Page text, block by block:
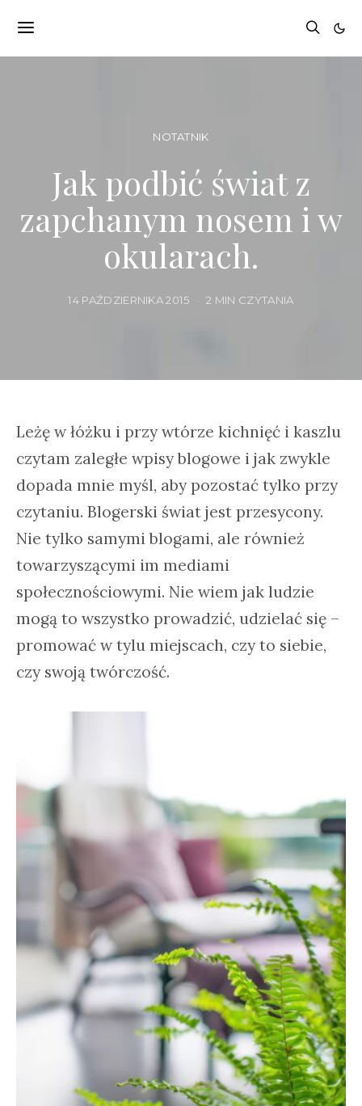
NOTATNIK
Jak podbić świat z
zapchanym nosem i w
okularach.
14 PAŹDZIERNIKA 2015 2 MIN CZYTANIA
Leżę w łóżku i przy wtórze kichnięć i kaszlu
czytam zaległe wpisy blogowe i jak zwykle
dopada mnie myśl, aby pozostać tylko przy
czytaniu. Blogerski świat jest przesycony.
Nie tylko samymi blogami, ale również
towarzyszącymi im mediami
społecznościowymi. Nie wiem jak ludzie
mogą to wszystko prowadzić, udzielać się –
promować w tylu miejscach, czy to siebie,
czy swoją twórczość.